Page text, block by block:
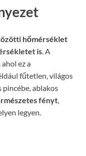
hőmérséklet
is. A
ez a
fűtetlen, világos
pincébe, ablakos
fényt,
legyen.